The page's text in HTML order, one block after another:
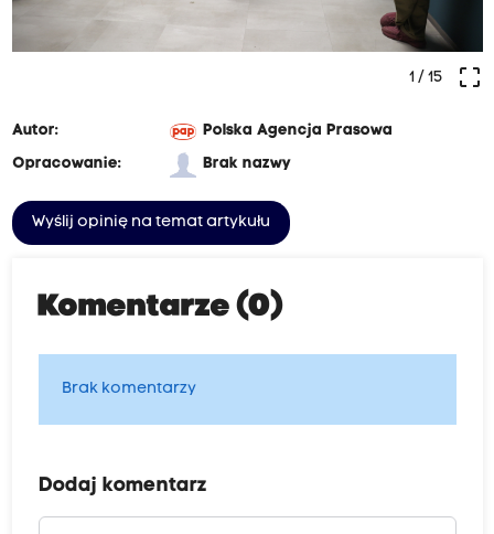
crop_free
1/ 15
Autor:
Polska Agencja Prasowa
Opracowanie:
Brak nazwy
Wyślij opinię na temat artykułu
Komentarze (0)
Brak komentarzy
Dodaj komentarz